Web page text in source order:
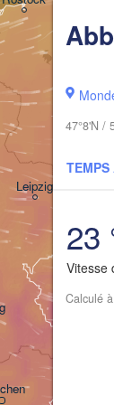
47°8'N /
TEMPS
23
Vitesse
Calculé
Berlin
Leipzig